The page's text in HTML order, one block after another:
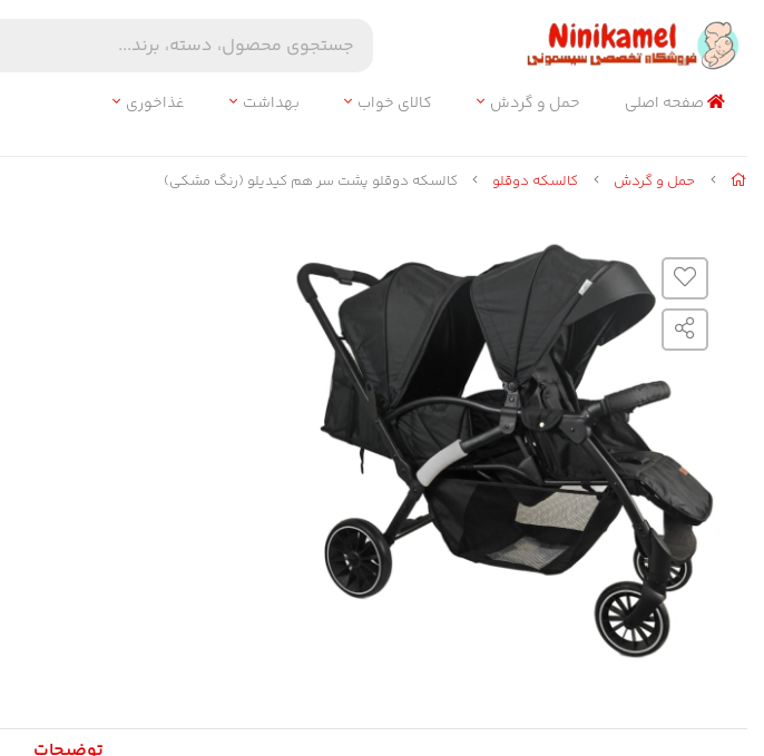
صفحه اصلی حمل و گردش کالای خواب بهداشت غذاخوری
حمل و گردش کالسکه دوقلو کالسکه دوقلو پشت سر هم کیدیلو (رنگ مشکی)